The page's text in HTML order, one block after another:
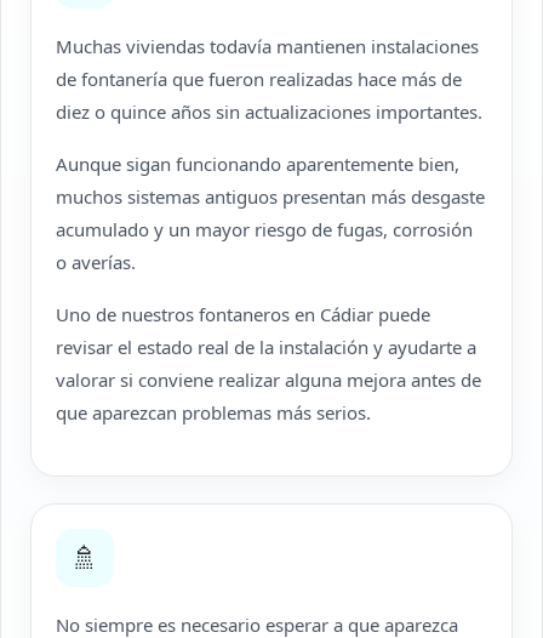
Muchas viviendas todavía mantienen instalaciones
de fontanería que fueron realizadas hace más de
diez o quince años sin actualizaciones importantes.
Aunque sigan funcionando aparentemente bien,
muchos sistemas antiguos presentan más desgaste
acumulado y un mayor riesgo de fugas, corrosión
o averías.
Uno de nuestros fontaneros en Cádiar puede
revisar el estado real de la instalación y ayudarte a
valorar si conviene realizar alguna mejora antes de
que aparezcan problemas más serios.
🚿
No siempre es necesario esperar a que aparezca